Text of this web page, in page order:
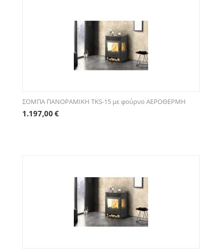
ΣΟΜΠΑ ΠΑΝΟΡΑΜΙΚΗ ΤKS-15 με φούρνο ΑΕΡΟΘΕΡΜΗ
1.197,00 €